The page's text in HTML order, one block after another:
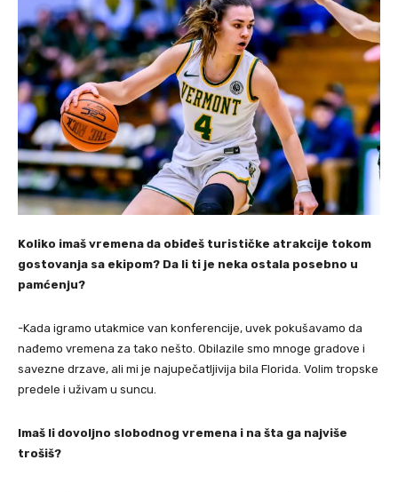
Koliko imaš vremena da obiđeš turističke atrakcije tokom
gostovanja sa ekipom? Da li ti je neka ostala posebno u
pamćenju?
-Kada igramo utakmice van konferencije, uvek pokušavamo da
nađemo vremena za tako nešto. Obilazile smo mnoge gradove i
savezne drzave, ali mi je najupečatljivija bila Florida. Volim tropske
predele i uživam u suncu.
Imaš li dovoljno slobodnog vremena i na šta ga najviše
trošiš?